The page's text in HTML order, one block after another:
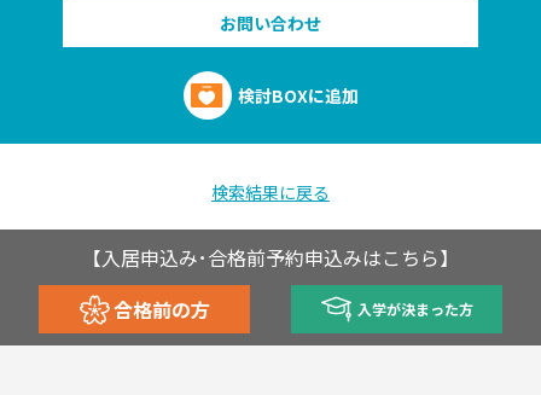
お問い合わせ
検討BOXに追加
検索結果に戻る
【入居申込み･合格前予約申込みはこちら】
合格前の方
入学が決まった方